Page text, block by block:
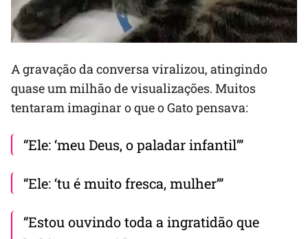
A gravação da conversa viralizou, atingindo
quase um milhão de visualizações. Muitos
tentaram imaginar o que o Gato pensava:
“Ele: ‘meu Deus, o paladar infantil’”
“Ele: ‘tu é muito fresca, mulher’”
“Estou ouvindo toda a ingratidão que